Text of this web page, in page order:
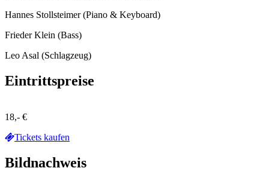
Hannes Stollsteimer (Piano & Keyboard)
Frieder Klein (Bass)
Leo Asal (Schlagzeug)
Eintrittspreise
18,- €
Tickets kaufen
Bildnachweis